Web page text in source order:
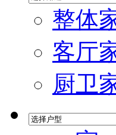
整体
客厅
厨卫